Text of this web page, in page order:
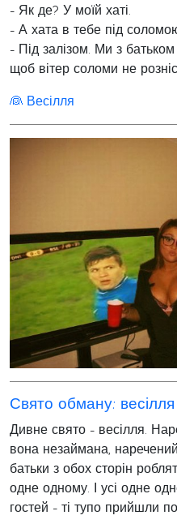
- Як де? У моїй хаті.
- А хата в тебе під
- Під залізом. Ми з
щоб вітер соломи не
👰 Весілля
Дивне свято - весілля.
вона незаймана,
батьки з обох сторін
одне одному. І усі одне
гостей - ті тупо прийшли